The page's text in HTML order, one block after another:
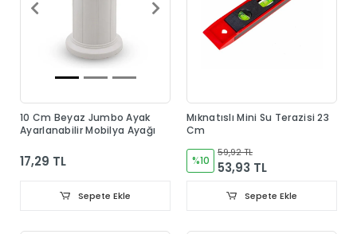
10 Cm Beyaz Jumbo Ayak
Ayarlanabilir Mobilya Ayağı
17,29 TL
Sepete Ekle
Mıknatıslı Mini Su Terazisi 23
Cm
%10
59,92 TL
53,93 TL
Sepete Ekle